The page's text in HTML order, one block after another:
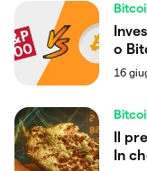
o
16
Il
In